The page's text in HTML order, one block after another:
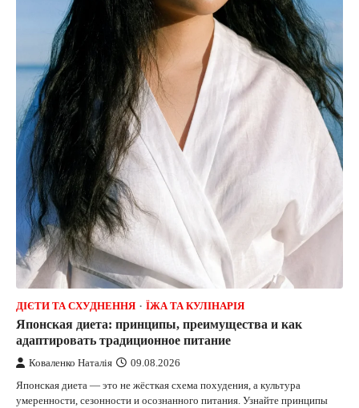
ДІЄТИ ТА СХУДНЕННЯ ЇЖА ТА КУЛІНАРІЯ
Японская диета: принципы, преимущества и как
адаптировать традиционное питание
Коваленко Наталія 09.08.2026
Японская диета — это не жёсткая схема похудения, а культура
умеренности, сезонности и осознанного питания. Узнайте принципы